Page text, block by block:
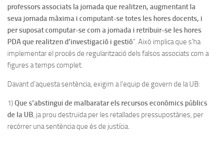
professors associats la jornada que realitzen, augmentant la
seva jornada màxima i computant-se totes les hores docents, i
per suposat computar-se com a jornada i retribuir-se les hores
PDA que realitzen d’investigació i gestió”. Això implica que s’ha
implementar el procés de regularització dels falsos associats com a
figures a temps complet.
Davant d’aquesta sentència, exigim a l’equip de govern de la UB:
1) Que s’abstingui de malbaratar els recursos econòmics públics
de la UB , ja prou destruïda per les retallades pressupostàries, per
recórrer una sentència que és de justícia.